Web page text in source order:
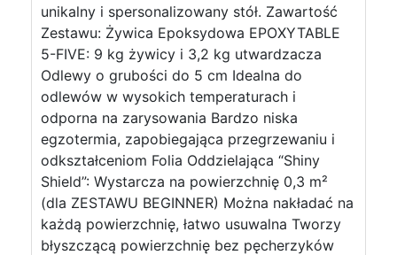
unikalny i spersonalizowany stół. Zawartość
Zestawu: Żywica Epoksydowa EPOXYTABLE
5-FIVE: 9 kg żywicy i 3,2 kg utwardzacza
Odlewy o grubości do 5 cm Idealna do
odlewów w wysokich temperaturach i
odporna na zarysowania Bardzo niska
egzotermia, zapobiegająca przegrzewaniu i
odkształceniom Folia Oddzielająca “Shiny
Shield”: Wystarcza na powierzchnię 0,3 m²
(dla ZESTAWU BEGINNER) Można nakładać na
każdą powierzchnię, łatwo usuwalna Tworzy
błyszczącą powierzchnię bez pęcherzyków